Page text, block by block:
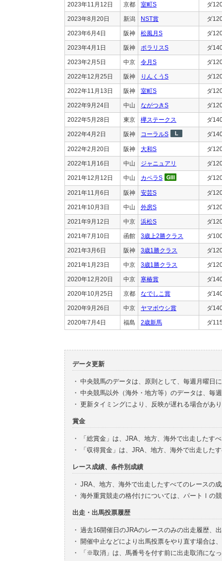
2023年11月12日 京都 室町S ダ
2023年8月20日 新潟 NST賞 ダ
2023年6月4日 阪神 松風月S ダ
2023年4月1日 阪神 ポラリスS ダ
2023年2月5日 中京 令月S ダ
2022年12月25日 阪神 りんくうS ダ
2022年11月13日 阪神 室町S ダ
2022年9月24日 中山 ながつきS ダ
2022年5月28日 東京 欅ステークス ダ
2022年4月2日 阪神 コーラルS ダ
2022年2月20日 阪神 大和S ダ
2022年1月16日 中山 ジャニュアリ ダ
2021年12月12日 中山 カペラS ダ
2021年11月6日 阪神 安芸S ダ
2021年10月3日 中山 外房S ダ
2021年9月12日 中京 浜松S ダ
2021年7月10日 函館 3歳上2勝クラス ダ
2021年3月6日 阪神 3歳1勝クラス ダ
2021年1月23日 中京 3歳1勝クラス ダ
2020年12月20日 中京 寒椿賞 ダ
2020年10月25日 京都 なでしこ賞 ダ
2020年9月26日 中京 ヤマボウシ賞 ダ
2020年7月4日 福島 2歳新馬 ダ
データ更新
・ 中央競馬のデータは、原則として、毎週月曜日
・ 中央競馬以外（海外・地方等）のデータは、毎
・ 更新タイミングにより、反映が遅れる場合があ
賞金
・
「総賞金」は、JRA、地方、海外で出走したす
・
「収得賞金」は、JRA、地方、海外で出走した
レース成績、条件別成績
・ JRA、地方、海外で出走したすべてのレースの
・ 海外重賞競走の格付けについては、パートⅠの
出走・出馬投票履歴
・ 過去16開催日のJRAのレースのみの出走履歴、
・ 開催中止などにより出馬投票をやり直す場合は
・
「※取消」は、馬番号を付す前に出走取消にな